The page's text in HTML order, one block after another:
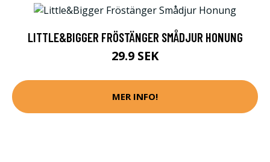
LITTLE&BIGGER FRÖSTÄNGER SMÅDJUR HONUNG
29.9 SEK
MER INFO!